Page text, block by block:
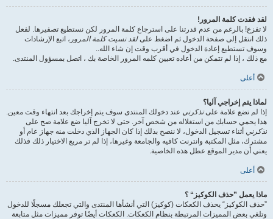
لقد فقدت كلمة المرور!
لا تفزع! بالرغم من عدم قدرتنا على استرجاع كلمة المرور لكن نستطيع تصفيرها. لفعل
ذلك انتقل إلى صفحة الدخول ثم اضغط علىلقد نسيت كلمة المرور ، اتبع الإرشادات
وسوف تستطيع إعادة الدخول في أقرب وقت إن شاء الله..
مع ذلك ، إذا لم تتمكن من أعاده تعيين كلمه المرور الخاصة بك ، اتصل بمسؤول المنتدى.
أعلى
لماذا يتم إخراجي آليا؟
إذا لم تضع علامة علىتذكرني عند دخولك المنتدى سوف يتم إخراجك بعد انتهاء وقت معين.
هذا يحمي حسابك من استغلاله من شخص آخر. حتى لا تخرج آليا ضع علامة صح على
تذكرني أثناء تسجيل الدخول، لا ننصح بذلك إذا كان الجهاز الذي دخلت منه جهاز عام أو
مشترك، مثل المكتبة وانترنت كافيه والجامعة وغيرها، إذا لم تر مربع الاختيار ذلك فذلك
يعني أن مدير الموقع عطل هذه الخاصية.
أعلى
ماذا يعمل ”حذف الكوكيز“ ؟
”حذف الكوكيز“ يحذف الكعكات (كوكيز) التي أنشأها المنتدى والتي تجعلك مسجلًا للدخول
وتلغي بعض المميزات المرتبطة بنظام الكعكات. الكعكات أيضًا توفر مميزات مثل متابعة